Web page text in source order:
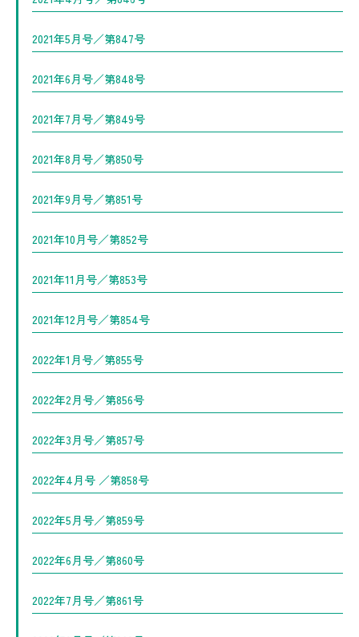
2021年5月号／第847号
2021年6月号／第848号
2021年7月号／第849号
2021年8月号／第850号
2021年9月号／第851号
2021年10月号／第852号
2021年11月号／第853号
2021年12月号／第854号
2022年1月号／第855号
2022年2月号／第856号
2022年3月号／第857号
2022年4月号 ／第858号
2022年5月号／第859号
2022年6月号／第860号
2022年7月号／第861号